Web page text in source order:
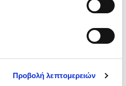
Προβολή λεπτομερειών